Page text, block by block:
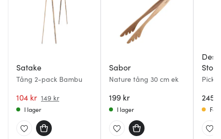
Satake
Tång 2-pack Bambu
104 kr 149 kr
I lager
Sabor
Nature tång 30 cm ek
199 kr
I lager
Pick
245
Få